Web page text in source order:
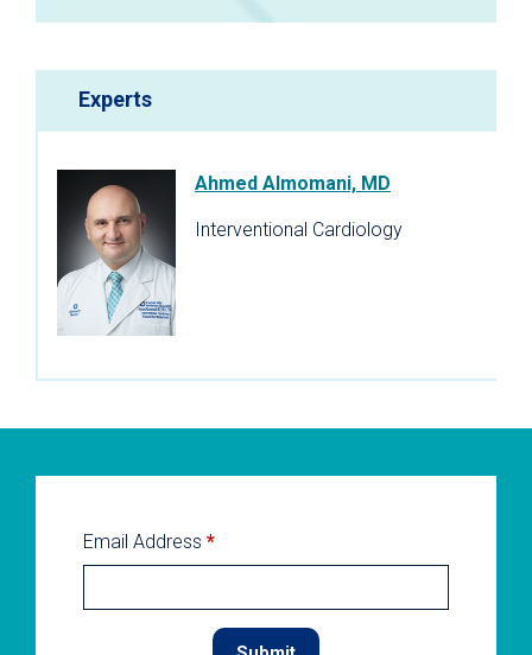
Experts
Ahmed Almomani, MD
Interventional Cardiology
Email Address *